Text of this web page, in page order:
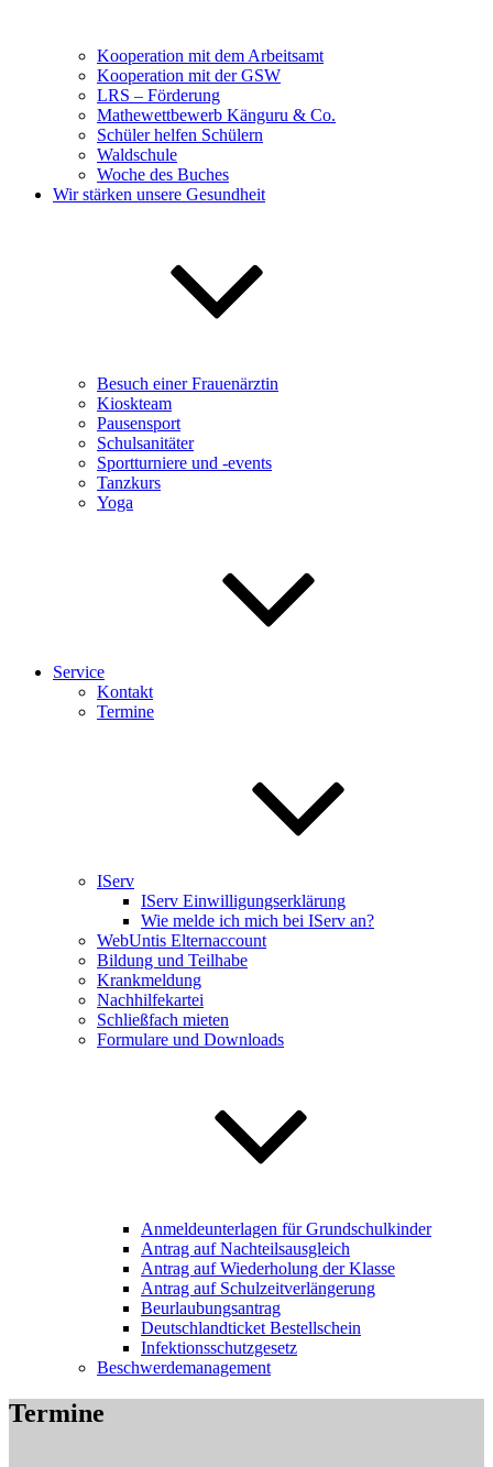
Kooperation mit dem Arbeitsamt
Kooperation mit der GSW
LRS – Förderung
Mathewettbewerb Känguru & Co.
Schüler helfen Schülern
Waldschule
Woche des Buches
Wir stärken unsere Gesundheit
Besuch einer Frauenärztin
Kioskteam
Pausensport
Schulsanitäter
Sportturniere und -events
Tanzkurs
Yoga
Service
Kontakt
Termine
IServ
IServ Einwilligungserklärung
Wie melde ich mich bei IServ an?
WebUntis Elternaccount
Bildung und Teilhabe
Krankmeldung
Nachhilfekartei
Schließfach mieten
Formulare und Downloads
Anmeldeunterlagen für Grundschulkinder
Antrag auf Nachteilsausgleich
Antrag auf Wiederholung der Klasse
Antrag auf Schulzeitverlängerung
Beurlaubungsantrag
Deutschlandticket Bestellschein
Infektionsschutzgesetz
Beschwerdemanagement
Termine